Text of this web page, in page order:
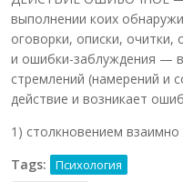
выполнении коих
оговорки, описки,
и ошибки-заблуждения —
стремлений (намерений и
действие и возникает
1) столкновением
Tags:
Психология